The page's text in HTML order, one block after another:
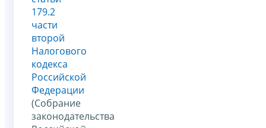
179.2
части
второй
Налогового
кодекса
Российской
Федерации
(Собрание
законодательства